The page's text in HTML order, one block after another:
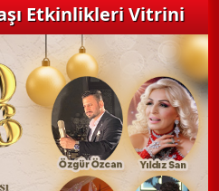
Etkinlikleri Vitrini